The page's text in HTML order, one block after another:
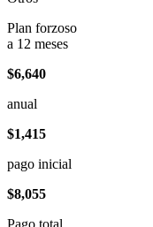
Plan forzoso
a 12 meses
$6,640
anual
$1,415
pago inicial
$8,055
Pago total